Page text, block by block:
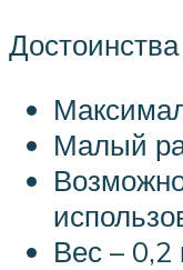
Достоинства
Малый
Вес – 0,2